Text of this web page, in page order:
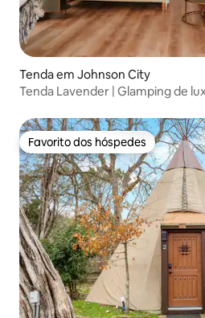
Tenda em Johnson City
Tenda Lavender | Glamping de
Favorito dos hóspedes
Favorito dos hóspedes